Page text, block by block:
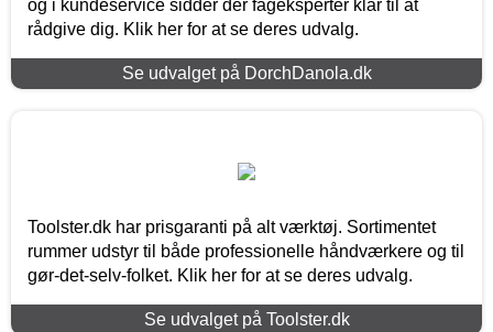
og i kundeservice sidder der fageksperter klar til at
rådgive dig. Klik her for at se deres udvalg.
Se udvalget på DorchDanola.dk
Toolster.dk har prisgaranti på alt værktøj. Sortimentet
rummer udstyr til både professionelle håndværkere og til
gør-det-selv-folket. Klik her for at se deres udvalg.
Se udvalget på Toolster.dk